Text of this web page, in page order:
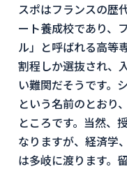
スポはフランスの歴
ート養成校であり、
ル」と呼ばれる高等
割程しか選抜され、
い難関だそうです。
という名前のとおり
ところです。当然、
なりますが、経済学
は多岐に渡ります。